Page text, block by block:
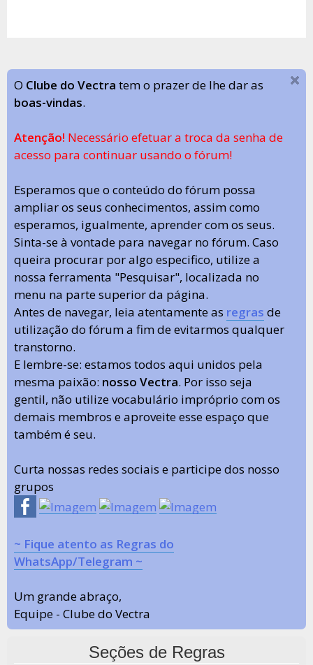
O Clube do Vectra tem o prazer de lhe dar as
boas-vindas.
Atenção! Necessário efetuar a troca da senha de
acesso para continuar usando o fórum!
Esperamos que o conteúdo do fórum possa
ampliar os seus conhecimentos, assim como
esperamos, igualmente, aprender com os seus.
Sinta-se à vontade para navegar no fórum. Caso
queira procurar por algo especifico, utilize a
nossa ferramenta "Pesquisar", localizada no
menu na parte superior da página.
Antes de navegar, leia atentamente as regras de
utilização do fórum a fim de evitarmos qualquer
transtorno.
E lembre-se: estamos todos aqui unidos pela
mesma paixão: nosso Vectra. Por isso seja
gentil, não utilize vocabulário impróprio com os
demais membros e aproveite esse espaço que
também é seu.
Curta nossas redes sociais e participe dos nosso
grupos
~ Fique atento as Regras do
WhatsApp/Telegram ~
Um grande abraço,
Equipe - Clube do Vectra
Seções de Regras